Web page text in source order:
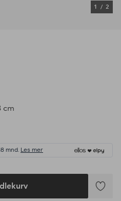
1 / 2
cm
mnd. Les mer
Legg